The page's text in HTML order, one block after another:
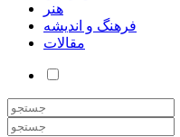
هنر
فرهنگ و اندیشه
مقالات